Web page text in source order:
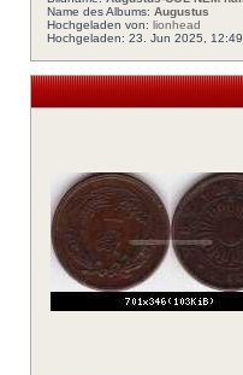
Name des Albums: Augustus
Hochgeladen von: lionhead
Hochgeladen: 23. Jun 2025, 12:49